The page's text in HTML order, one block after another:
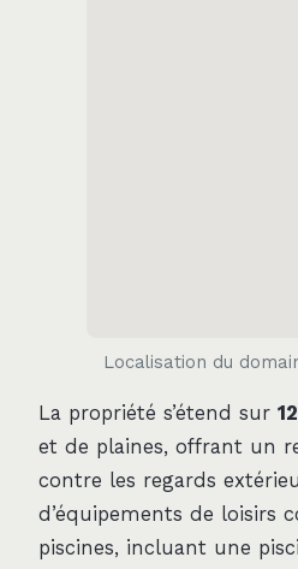
Localisation du
La propriété s’étend sur
et de plaines, offrant un
contre les regards
d’équipements de loisirs
piscines, incluant une